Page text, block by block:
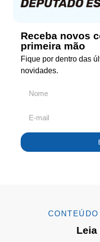
Receba novos
primeira mão
Fique por dentro das
novidades.
Leia